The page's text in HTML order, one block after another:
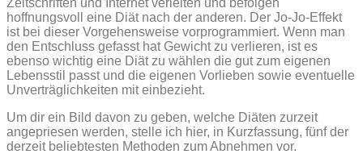
hoffnungsvoll eine Diät nach der anderen. Der Jo-Jo-Effekt
ist bei dieser Vorgehensweise vorprogrammiert. Wenn man
den Entschluss gefasst hat Gewicht zu verlieren, ist es
ebenso wichtig eine Diät zu wählen die gut zum eigenen
Lebensstil passt und die eigenen Vorlieben sowie eventuelle
Unverträglichkeiten mit einbezieht.
Um dir ein Bild davon zu geben, welche Diäten zurzeit
angepriesen werden, stelle ich hier, in Kurzfassung, fünf der
derzeit beliebtesten Methoden zum Abnehmen vor.